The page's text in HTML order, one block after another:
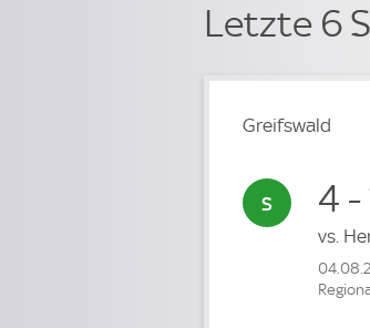
Letzte 6
Greifswald
4 -
vs.